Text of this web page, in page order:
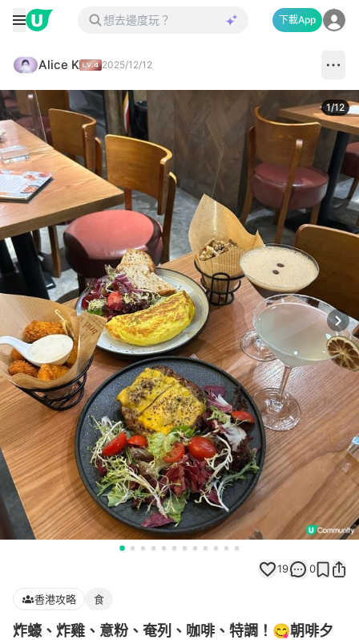
下載App
Alice K 2025/12/12
1/12
19 0
香港攻略 食
炸蠔、炸雞、意粉、奄列、咖啡、特調！😋朝啡夕